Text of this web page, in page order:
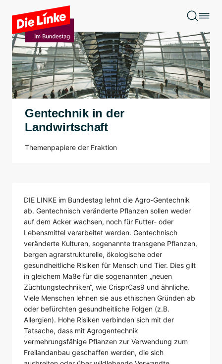
Zum Hauptinhalt springen
Gentechnik in der
Landwirtschaft
Themenpapiere der Fraktion
DIE LINKE im Bundestag lehnt die Agro-Gentechnik
ab. Gentechnisch veränderte Pflanzen sollen weder
auf dem Acker wachsen, noch für Futter- oder
Lebensmittel verarbeitet werden. Gentechnisch
veränderte Kulturen, sogenannte transgene Pflanzen,
bergen agrarstrukturelle, ökologische oder
gesundheitliche Risiken für Mensch und Tier. Dies gilt
in gleichem Maße für die sogenannten „neuen
Züchtungstechniken“, wie CrisprCas9 und ähnliche.
Viele Menschen lehnen sie aus ethischen Gründen ab
oder befürchten gesundheitliche Folgen (z.B.
Allergien). Hohe Risiken verbinden sich mit der
Tatsache, dass mit Agrogentechnik
vermehrungsfähige Pflanzen zur Verwendung zum
Freilandanbau geschaffen werden, die sich